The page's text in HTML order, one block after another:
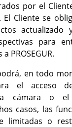
por el
El Cliente se
actualizado
para
PROSEGUR.
en todo
el acceso
la cámara o
casos, las
limitadas o